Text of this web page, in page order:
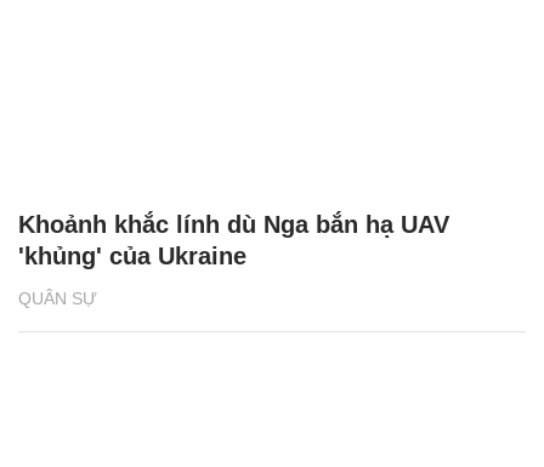
QUÂN SỰ
Khoảnh khắc lính dù Nga bắn hạ UAV
'khủng' của Ukraine